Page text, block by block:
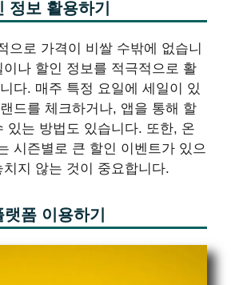
정보 활용하기
으로 가격이 비쌀 수밖에 없습니
나 할인 정보를 적극적으로 활
다. 매주 특정 요일에 세일이 있
드를 체크하거나, 앱을 통해 할
있는 방법도 있습니다. 또한, 온
시즌별로 큰 할인 이벤트가 있으
지 않는 것이 중요합니다.
폼 이용하기